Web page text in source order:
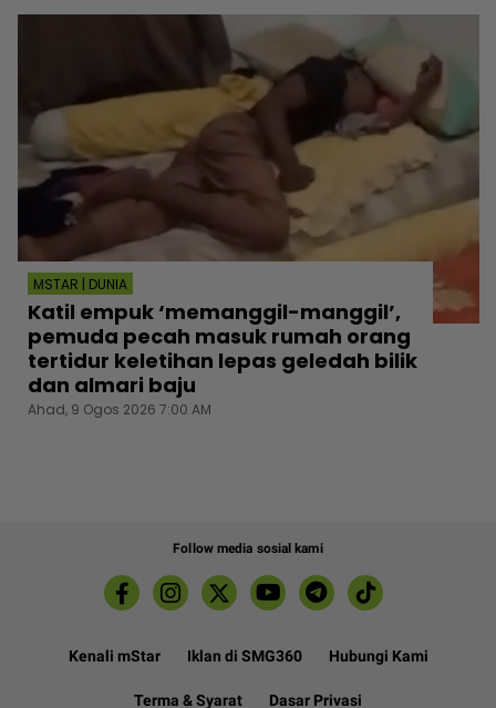
MSTAR | DUNIA
Katil empuk ‘memanggil-manggil’,
pemuda pecah masuk rumah orang
tertidur keletihan lepas geledah bilik
dan almari baju
Ahad, 9 Ogos 2026 7:00 AM
Follow media sosial kami
Kenali mStar Iklan di SMG360 Hubungi Kami
Terma & Syarat Dasar Privasi